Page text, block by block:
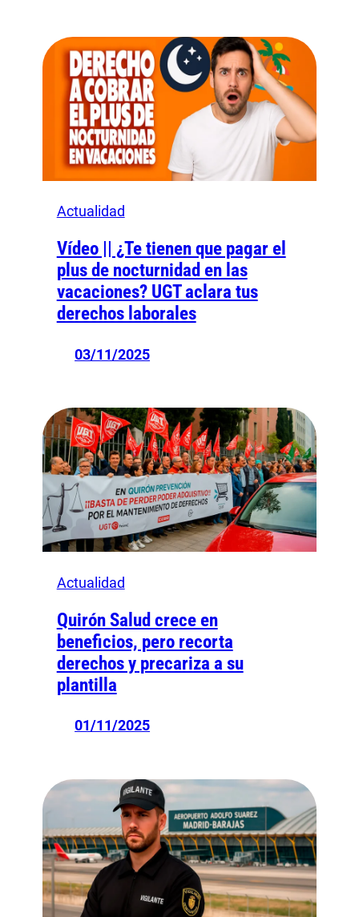
Actualidad
Vídeo || ¿Te tienen que pagar el
plus de nocturnidad en las
vacaciones? UGT aclara tus
derechos laborales
03/11/2025
Actualidad
Quirón Salud crece en
beneficios, pero recorta
derechos y precariza a su
plantilla
01/11/2025